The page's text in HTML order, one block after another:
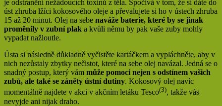
je odstranění nežádoucích toxinů z těla. Spočívá v tom, že si dáte do
úst zhruba lžíci kokosového oleje a převalujete si ho v ústech zhruba
15 až 20 minut. Olej na sebe naváže baterie, které by se jinak
proměnily v zubní plak a kvůli němu by pak vaše zuby mohly
vypadat nažloutle.
Ústa si následně důkladně vyčistěte kartáčkem a vypláchněte, aby v
nich nezůstaly zbytky nečistot, které na sebe olej navázal. Jedná se o
snadný postup, který vám může pomoci nejen s odstínem vašich
zubů, ale také se záněty ústní dutiny. Kokosový olej navíc
momentálně najdete v akci v akčním letáku Tesco(3), takže vás
nevyjde ani nijak draho.